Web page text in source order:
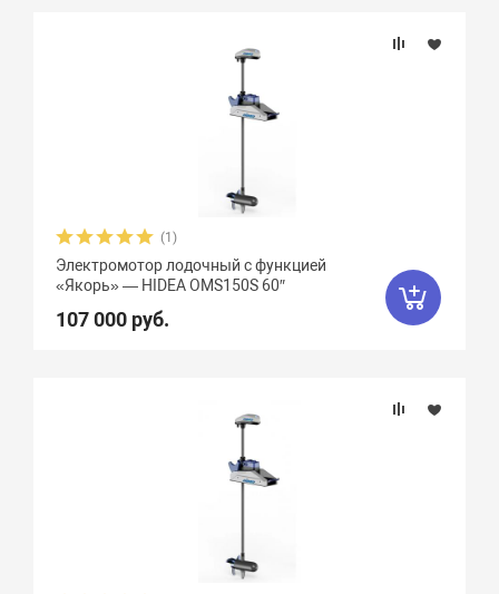
(1)
Электромотор лодочный с функцией
«Якорь» — HIDEA OMS150S 60″
107 000 руб.